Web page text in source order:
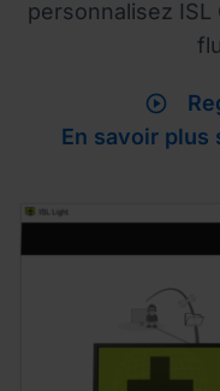
personnalisez ISL
play_circle
En savoir plus